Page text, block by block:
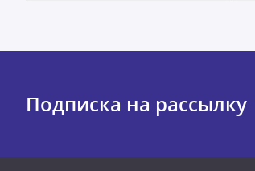
Подписка на рассылку